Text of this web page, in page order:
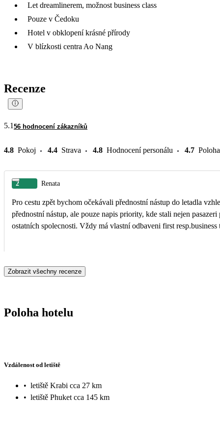
Let dreamlinerem, možnost business class
Pouze v Čedoku
Hotel v obklopení krásné přírody
V blízkosti centra Ao Nang
Recenze
5.1 56 hodnocení zákazníků
4.8 Pokoj 4.4 Strava 4.8 Hodnocení personálu 4.7 Poloha
2 Renata
Pro cestu zpět bychom očekávali přednostní nástup do letadla
přednostní nástup, ale pouze napis priority, kde stali nejen
ostatních spolecnosti. Vždy má vlastní odbaveni first resp.business
Zobrazit všechny recenze
Poloha hotelu
Vzdálenost od letiště
• letiště Krabi cca 27 km
• letiště Phuket cca 145 km